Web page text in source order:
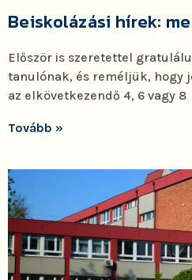
Beiskolázási hírek:
Először is szeretettel
tanulónak, és reméljük, hogy
az elkövetkezendő 4, 6 vagy 8
Tovább »